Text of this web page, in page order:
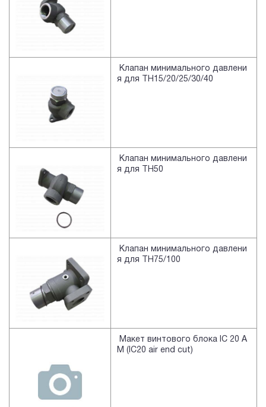
Клапан минимального давлени
я для TH15/20/25/30/40
Клапан минимального давлени
я для TH50
Клапан минимального давлени
я для TH75/100
Макет винтового блока IC 20 A
M (IC20 air end cut)